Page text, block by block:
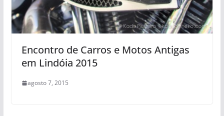
Encontro de Carros e Motos Antigas
em Lindóia 2015
agosto 7, 2015